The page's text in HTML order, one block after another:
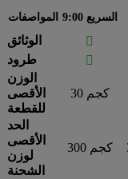
المواصفات السريع 9:00
الوثائق 
طرود

الوزن
الأقصى
للقطعة
30 كجم
الحد
الأقصى
لوزن
الشحنة
300 كجم